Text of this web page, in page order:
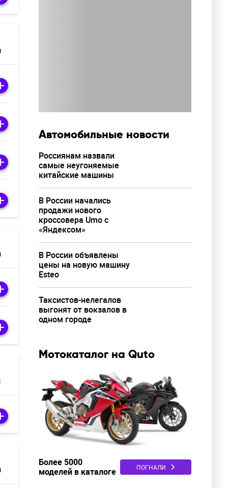
Автомобильные новости
Россиянам назвали
самые неугоняемые
китайские машины
В России начались
продажи нового
кроссовера Umo с
«Яндексом»
В России объявлены
цены на новую машину
Esteo
Таксистов-нелегалов
выгонят от вокзалов в
одном городе
Мотокаталог на Quto
Более 5000
моделей в каталоге
ПОГНАЛИ